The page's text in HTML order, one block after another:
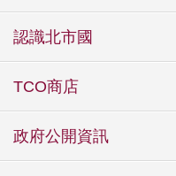
認識北市國
TCO商店
政府公開資訊